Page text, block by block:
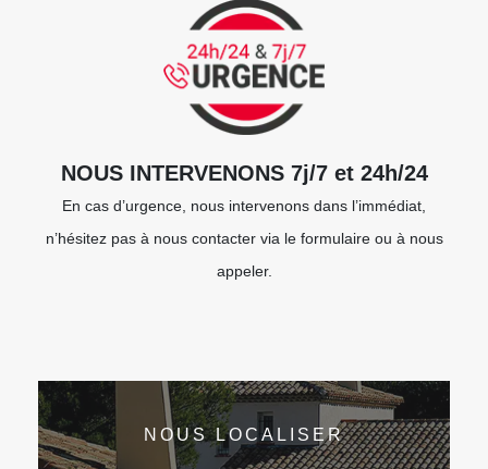
NOUS INTERVENONS 7j/7 et 24h/24
En cas d’urgence, nous intervenons dans l’immédiat,
n’hésitez pas à nous contacter via le formulaire ou à nous
appeler.
NOUS LOCALISER